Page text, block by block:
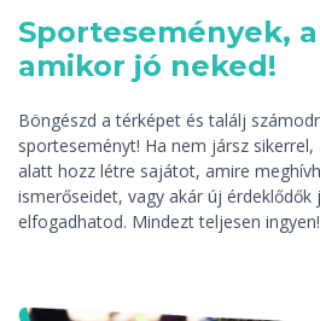
Sportesemények,
amikor jó neked!
Böngészd a térképet és találj
sporteseményt! Ha nem jársz
alatt hozz létre sajátot, amire
ismerőseidet, vagy akár új érdeklődők
elfogadhatod. Mindezt teljesen ingyen!